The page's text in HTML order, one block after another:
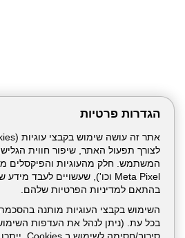
הגדרות פרטיות
לצורך תפעול האתר, שיפור חווית
בהתאם למדיניות הפרטיות שלהם.
השימוש בקבצי העוגיות מותנה
בכל עת. (ניתן לנהל את העדפותניהול תכנים: